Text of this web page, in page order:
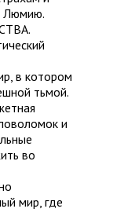
Люмию.
в котором
тьмой.
и
во
мир, где